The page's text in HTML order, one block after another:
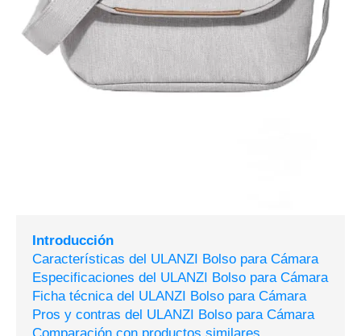
Introducción
Características del ULANZI Bolso para Cámara
Especificaciones del ULANZI Bolso para Cámara
Ficha técnica del ULANZI Bolso para Cámara
Pros y contras del ULANZI Bolso para Cámara